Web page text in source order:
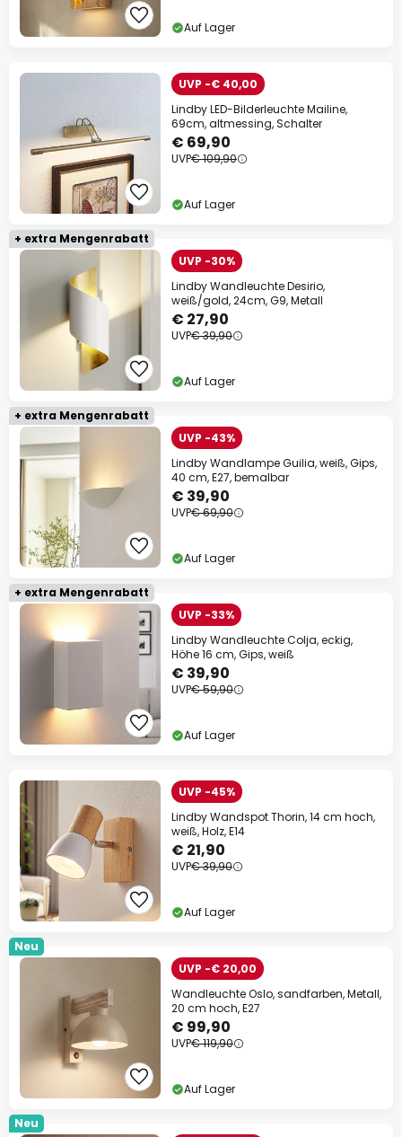
Auf Lager
UVP -€ 40,00
Lindby LED-Bilderleuchte Mailine,
69cm, altmessing, Schalter
€ 69,90
UVP€ 109,90
Auf Lager
+ extra Mengenrabatt
UVP -30%
Lindby Wandleuchte Desirio,
weiß/gold, 24cm, G9, Metall
€ 27,90
UVP€ 39,90
Auf Lager
+ extra Mengenrabatt
UVP -43%
Lindby Wandlampe Guilia, weiß, Gips,
40 cm, E27, bemalbar
€ 39,90
UVP€ 69,90
Auf Lager
+ extra Mengenrabatt
UVP -33%
Lindby Wandleuchte Colja, eckig,
Höhe 16 cm, Gips, weiß
€ 39,90
UVP€ 59,90
Auf Lager
UVP -45%
Lindby Wandspot Thorin, 14 cm hoch,
weiß, Holz, E14
€ 21,90
UVP€ 39,90
Auf Lager
Neu
UVP -€ 20,00
Wandleuchte Oslo, sandfarben, Metall,
20 cm hoch, E27
€ 99,90
UVP€ 119,90
Auf Lager
Neu